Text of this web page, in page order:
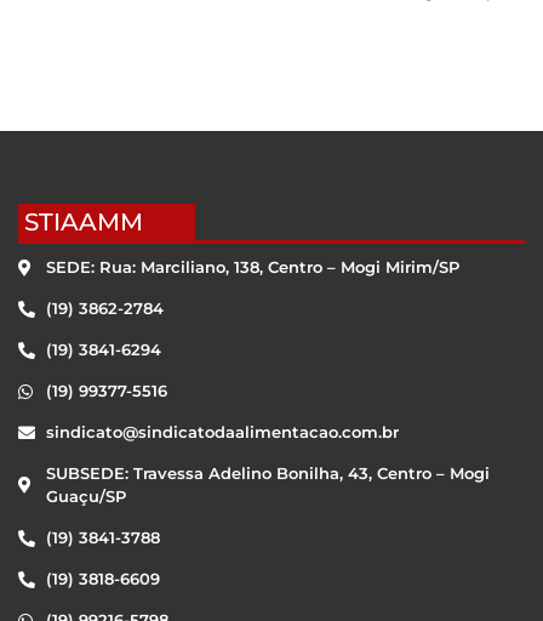
STIAAMM
SEDE: Rua: Marciliano, 138, Centro – Mogi Mirim/SP
(19) 3862-2784
(19) 3841-6294
(19) 99377-5516
sindicato@sindicatodaalimentacao.com.br
SUBSEDE: Travessa Adelino Bonilha, 43, Centro – Mogi
Guaçu/SP
(19) 3841-3788
(19) 3818-6609